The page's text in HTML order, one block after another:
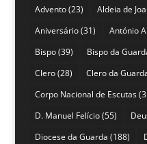
Advento(23) Aldeia de
Aniversário(31) António
Bispo(39) Bispo da
Clero(28) Clero da
Corpo Nacional de Escutas
D. Manuel Felício(55)
Diocese da Guarda (188)